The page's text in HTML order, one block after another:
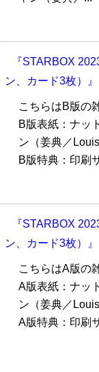
『STARBOX
ン、カード3枚）』
こちらはB版の
B版表紙：ナッ
ン（姜典／
B版特典：印刷
『STARBOX
ン、カード3枚）』
こちらはA版の
A版表紙：ナッ
ン（姜典／
A版特典：印刷